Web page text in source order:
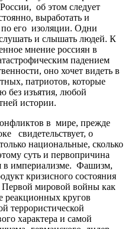
об этом следует
выработать и
его изоляции. Одни
и слышать людей. К
мнение россиян в
падением
оно хочет видеть в
патриотов, которые
без изъятия, любой
истории.
в мире, прежде
свидетельствует, о
национальные, сколько
суть и первопричина
в империализме. Фашизм,
кризисного состояния
мировой войны как
реакционных кругов
террористической
характера и самой